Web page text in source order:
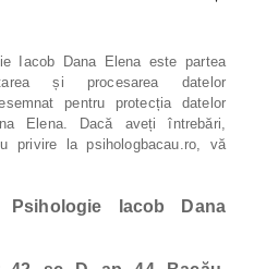
Iacob Dana Elena este partea
și procesarea datelor
pentru protecția datelor
Elena. Dacă aveți întrebări,
privire la psihologbacau.ro, vă
Iacob Dana